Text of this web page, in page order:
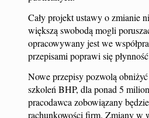
Cały projekt ustawy o zmianie
większą swobodą mogli
opracowywany jest we
przepisami poprawi się
Nowe przepisy pozwolą
szkoleń BHP, dla ponad 5
pracodawca zobowiązany
rachunkowości firm. Zmiany w